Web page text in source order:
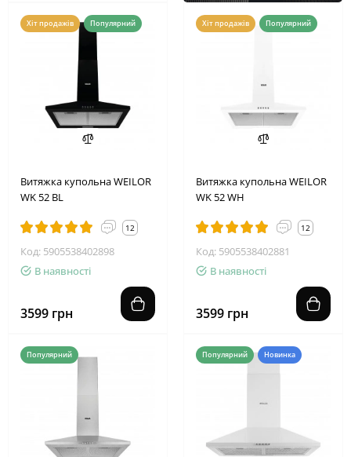
Хіт продажів Популярний
Витяжка купольна WEILOR
WK 52 BL
12
Код: 5905538402898
В наявності
3599 грн
Хіт продажів Популярний
Витяжка купольна WEILOR
WK 52 WH
12
Код: 5905538402881
В наявності
3599 грн
Популярний Популярний Новинка